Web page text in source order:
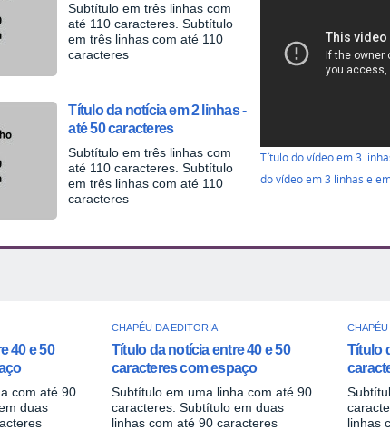
Subtítulo em três linhas com
até 110 caracteres. Subtítulo
em três linhas com até 110
caracteres
Título da notícia em 2 linhas -
até 50 caracteres
Subtítulo em três linhas com
até 110 caracteres. Subtítulo
em três linhas com até 110
caracteres
Título do vídeo em 3
do vídeo em 3 linhas e
40 e 50
com até 90
duas
CHAPÉU DA EDITORIA
Título da notícia entre 40 e 50
caracteres com espaço
Subtítulo em uma linha com até 90
caracteres. Subtítulo em duas
linhas com até 90 caracteres
Título
linhas